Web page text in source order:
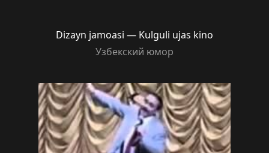
Dizayn jamoasi — Kulguli ujas kino
Узбекский юмор